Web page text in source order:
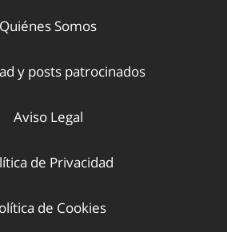
Quiénes Somos
y posts patrocinados
Aviso Legal
de Privacidad
de Cookies